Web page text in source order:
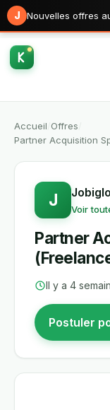
J Nouvelles offres
Accueil Offres
Partner Acquisition
J Voir
Partner
Il y a 4
Postuler